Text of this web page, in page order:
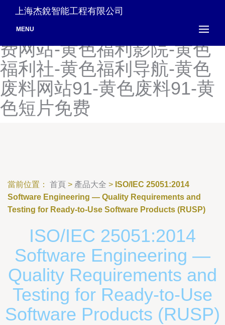
黄色精品网-黄色精东-黄色
激情小电影网址-黄色高清免
费网站-黄色福利影院-黄色
福利社-黄色福利导航-黄色
废料网站91-黄色废料91-黄
色短片免费
上海杰銳智能工程有限公司
MENU
當前位置： 首頁 > 產品大全 > ISO/IEC 25051:2014
Software Engineering — Quality Requirements and
Testing for Ready-to-Use Software Products (RUSP)
ISO/IEC 25051:2014
Software Engineering —
Quality Requirements and
Testing for Ready-to-Use
Software Products (RUSP)